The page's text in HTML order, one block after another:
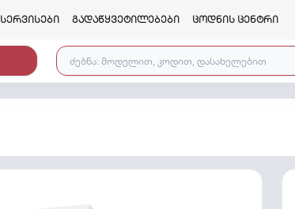
სერვისები გადაწყვეტილებები ცოდნის ცენტრი